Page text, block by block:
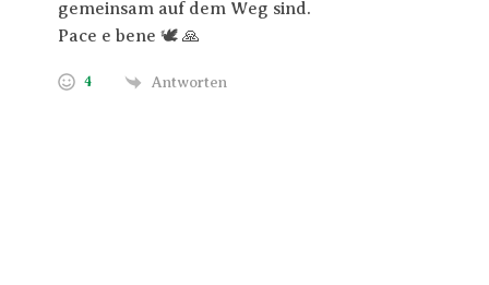
gemeinsam auf dem Weg sind.
Pace e bene 🕊️ 🙏
4 Antworten